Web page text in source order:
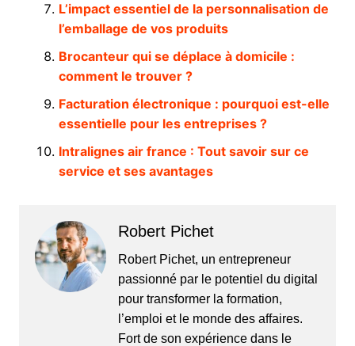
L’impact essentiel de la personnalisation de
l’emballage de vos produits
Brocanteur qui se déplace à domicile :
comment le trouver ?
Facturation électronique : pourquoi est-elle
essentielle pour les entreprises ?
Intralignes air france : Tout savoir sur ce
service et ses avantages
Robert Pichet
Robert Pichet, un entrepreneur
passionné par le potentiel du digital
pour transformer la formation,
l’emploi et le monde des affaires.
Fort de son expérience dans le